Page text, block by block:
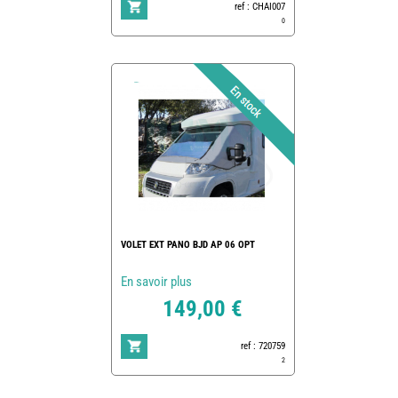
ref : CHAI007
0
VOLET EXT PANO BJD AP 06 OPT
En savoir plus
149,00 €
ref : 720759
2